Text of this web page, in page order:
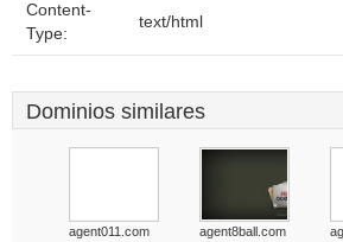
Content-
Type:
text/html
Dominios similares
agent011.com agent8ball.com